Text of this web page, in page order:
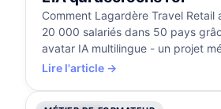
Comment Lagardère Travel Retail
20 000 salariés dans 50 pays
avatar IA multilingue - un projet
d'or aux Brandon Hall Awards.
Lire l'article →